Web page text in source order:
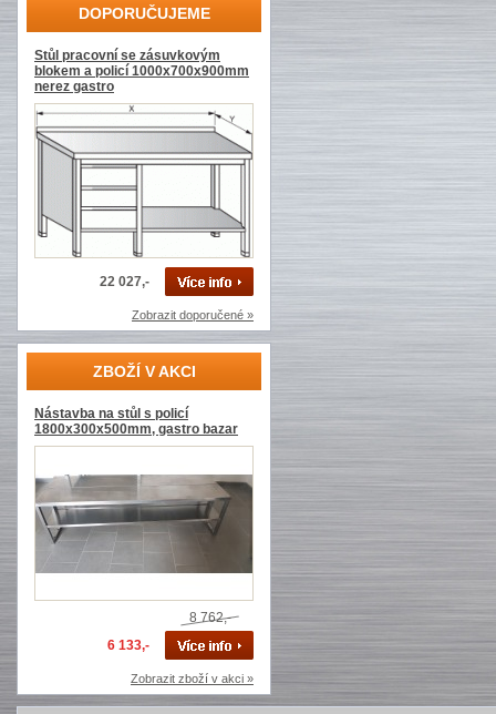
DOPORUČUJEME
Stůl pracovní se zásuvkovým
blokem a policí 1000x700x900mm
nerez gastro
22 027,-
Zobrazit doporučené »
ZBOŽÍ V AKCI
Nástavba na stůl s policí
1800x300x500mm, gastro bazar
8 762,-
6 133,-
Zobrazit zboží v akci »